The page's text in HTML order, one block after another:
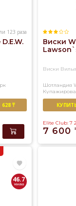
123 раза
₸
Виски
Виски
Шотландия
Elite Club: 7
7 600
46.7